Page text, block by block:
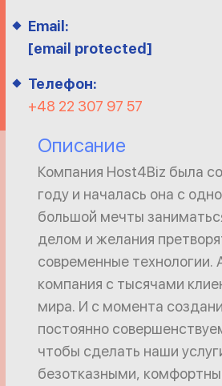
Email:
[email protected]
Телефон:
+48 22 307 97 57
Описание
Компания Host4Biz была
году и началась она с
большой мечты
делом и желания
современные технологии.
компания с тысячами
мира. И с момента
постоянно
чтобы сделать наши
безотказными,